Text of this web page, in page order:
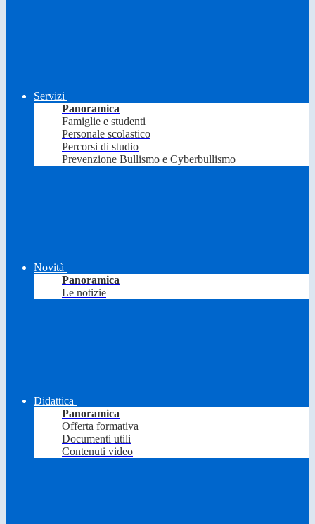
Servizi
Panoramica
Famiglie e studenti
Personale scolastico
Percorsi di studio
Prevenzione Bullismo e Cyberbullismo
Novità
Panoramica
Le notizie
Didattica
Panoramica
Offerta formativa
Documenti utili
Contenuti video